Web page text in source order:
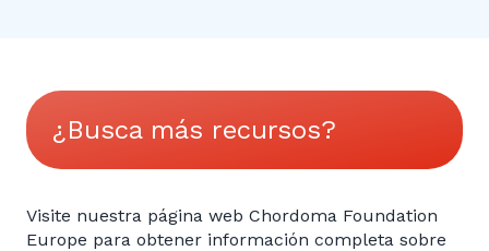
¿Busca más recursos?
Visite nuestra página web Chordoma Foundation
Europe para obtener información completa sobre